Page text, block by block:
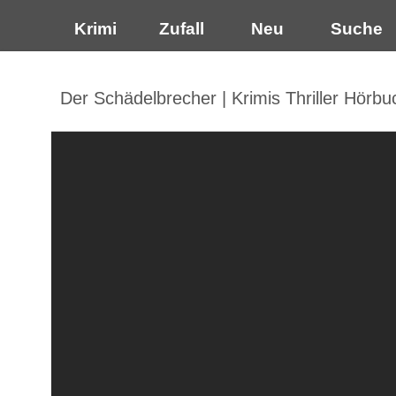
Krimi Zufall Neu Suche
Der Schädelbrecher | Krimis Thriller